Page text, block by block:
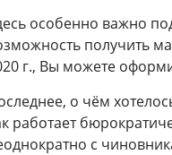
особенно важно
получить
г., Вы можете
о чём
работает
с